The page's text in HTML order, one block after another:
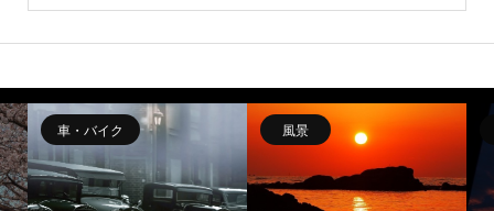
車・バイク 風景